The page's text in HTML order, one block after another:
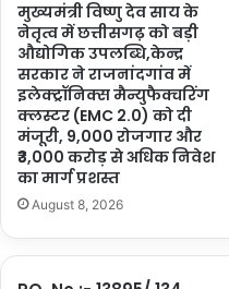
मुख्यमंत्री विष्णु देव साय के
नेतृत्व में छत्तीसगढ़ को बड़ी
औद्योगिक उपलब्धि,केन्द्र
सरकार ने राजनांदगांव में
इलेक्ट्रॉनिक्स मैन्युफैक्चरिंग
क्लस्टर (EMC 2.0) को दी
मंजूरी, 9,000 रोजगार और
₹3,000 करोड़ से अधिक निवेश
का मार्ग प्रशस्त
August 8, 2026